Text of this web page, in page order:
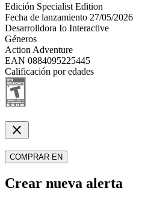
Edición Specialist Edition
Fecha de lanzamiento 27/05/2026
Desarrolldora Io Interactive
Géneros
Action Adventure
EAN 0884095225445
Calificación por edades
close
COMPRAR EN
Crear nueva alerta